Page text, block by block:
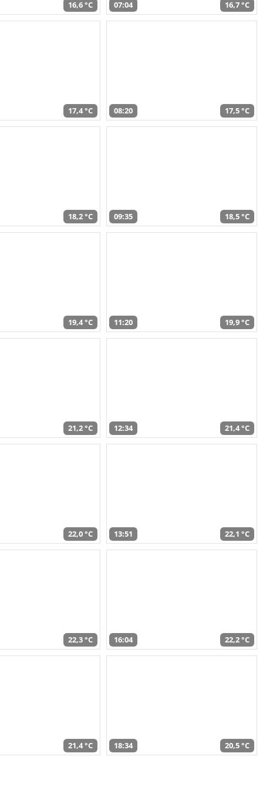
16,6 °C 07:04 16,7 °C
17,4 °C 08:20 17,5 °C
18,2 °C 09:35 18,5 °C
19,4 °C 11:20 19,9 °C
21,2 °C 12:34 21,4 °C
22,0 °C 13:51 22,1 °C
22,3 °C 16:04 22,2 °C
21,4 °C 18:34 20,5 °C